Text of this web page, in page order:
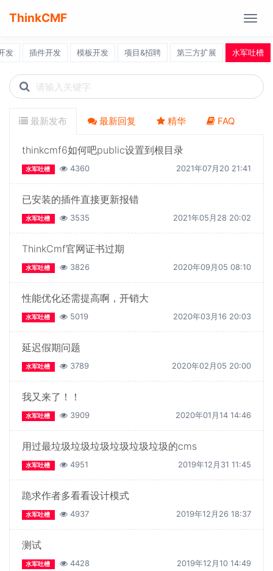
ThinkCMF
发 插件开发 模板开发 项目&招聘 第三方扩展 水军吐槽
Search
icons
最新发布 最新回复 精华 FAQ
thinkcmf6如何吧public设置到根目录
水军吐槽 4360 2021年07月20 21:41
已安装的插件直接更新报错
水军吐槽 3535 2021年05月28 20:02
ThinkCmf官网证书过期
水军吐槽 3826 2020年09月05 08:10
性能优化还需提高啊，开销大
水军吐槽 5019 2020年03月16 20:03
延迟假期问题
水军吐槽 3789 2020年02月05 20:00
我又来了！！
水军吐槽 3909 2020年01月14 14:46
用过最垃圾垃圾垃圾垃圾垃圾垃圾的cms
水军吐槽 4951 2019年12月31 11:45
跪求作者多看看设计模式
水军吐槽 4937 2019年12月26 18:37
测试
水军吐槽 4428 2019年12月10 14:49